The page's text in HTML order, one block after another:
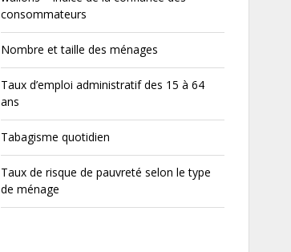
consommateurs
Nombre et taille des ménages
Taux d’emploi administratif des 15 à 64
ans
Tabagisme quotidien
Taux de risque de pauvreté selon le type
de ménage